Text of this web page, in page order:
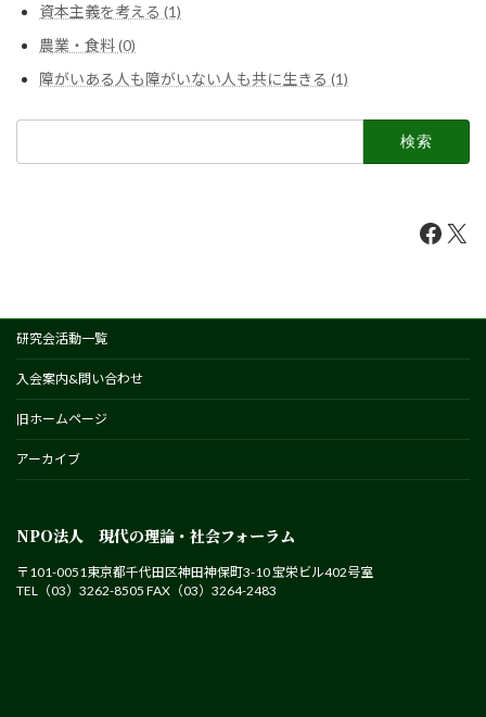
資本主義を考える (1)
農業・食料 (0)
障がいある人も障がいない人も共に生きる (1)
X
研究会活動一覧
入会案内&問い合わせ
旧ホームページ
アーカイブ
NPO法人 現代の理論・社会フォーラム
〒101-0051東京都千代田区神田神保町3-10 宝栄ビル402号室
TEL（03）3262-8505 FAX（03）3264-2483